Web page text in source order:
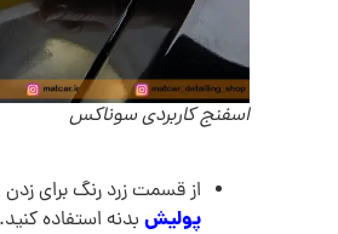
اسفنج کاربردی سوناکس
از قسمت زرد رنگ برای
پولیشبدنه استفاده کنید.